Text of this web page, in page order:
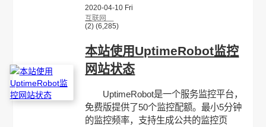
2020-04-10 Fri
互联网
(2) (6,285)
本站使用UptimeRobot监控
网站状态
UptimeRobot是一个服务监控平台，
免费版提供了50个监控配额。最小5分钟
的监控频率，支持生成公共的监控页